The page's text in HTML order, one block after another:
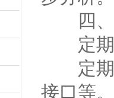
四、
定期
定期
接口等